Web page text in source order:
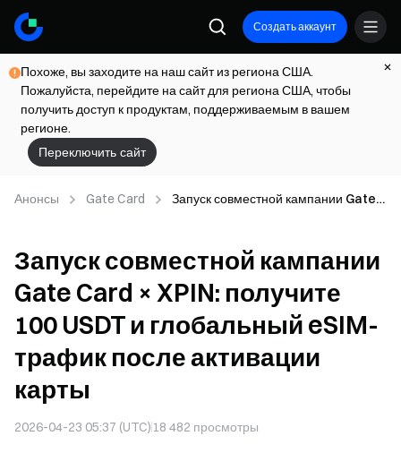
Создать аккаунт
Похоже, вы заходите на наш сайт из региона США.
Пожалуйста, перейдите на сайт для региона США, чтобы
получить доступ к продуктам, поддерживаемым в вашем
регионе.
Переключить сайт
Анонсы Gate Card
Запуск совместной кампании Gate
активации карты
Запуск совместной кампании
Gate Card × XPIN: получите
100 USDT и глобальный eSIM-
трафик после активации
карты
2026-04-23 05:37 (UTC) 18 482 просмотры